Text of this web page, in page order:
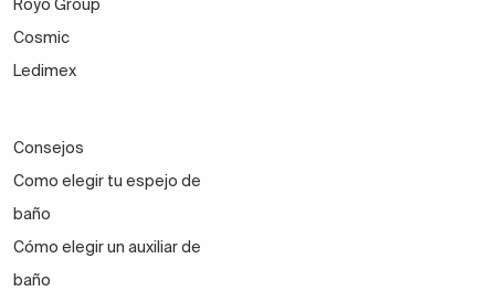
Royo Group
Cosmic
Ledimex
Consejos
Como elegir tu espejo de
baño
Cómo elegir un auxiliar de
baño